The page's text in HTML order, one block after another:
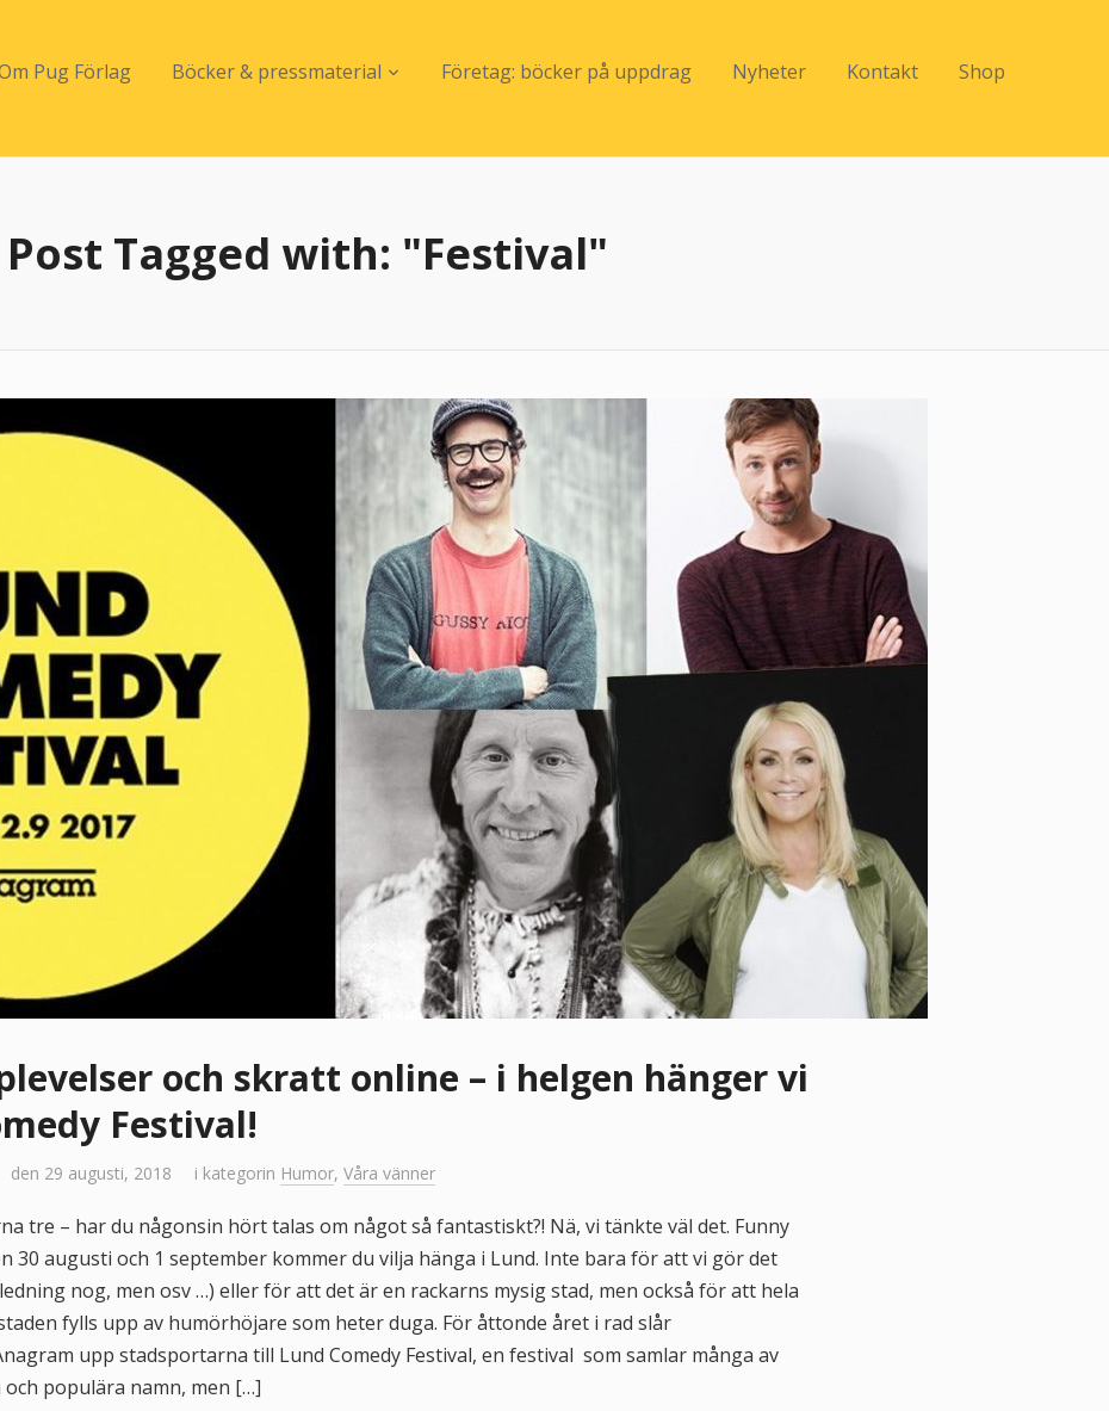
Pug Förlag Böcker & pressmaterial Företag: böcker på uppdrag Nyheter Kontakt Shop
Post Tagged with: "Festival"
och skratt online – i helgen hänger vi
Festival!
den 29 augusti, 2018 i kategorin Humor, Våra vänner
tre – har du någonsin hört talas om något så fantastiskt?! Nä, vi tänkte väl det. Funny
30 augusti och 1 september kommer du vilja hänga i Lund. Inte bara för att vi gör det
nog, men osv …) eller för att det är en rackarns mysig stad, men också för att hela
fylls upp av humörhöjare som heter duga. För åttonde året i rad slår
upp stadsportarna till Lund Comedy Festival, en festival som samlar många av
populära namn, men […]